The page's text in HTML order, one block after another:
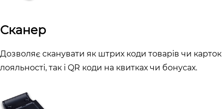
Сканер
Дозволяє сканувати як штрих коди товарів чи карток
лояльності, так і QR коди на квитках чи бонусах.